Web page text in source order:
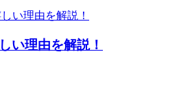
い理由を解説！